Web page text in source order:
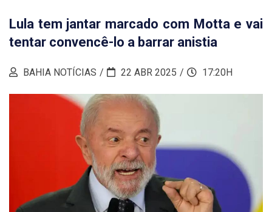
Lula tem jantar marcado com Motta e vai
tentar convencê-lo a barrar anistia
BAHIA NOTÍCIAS 22 ABR 2025 17:20H